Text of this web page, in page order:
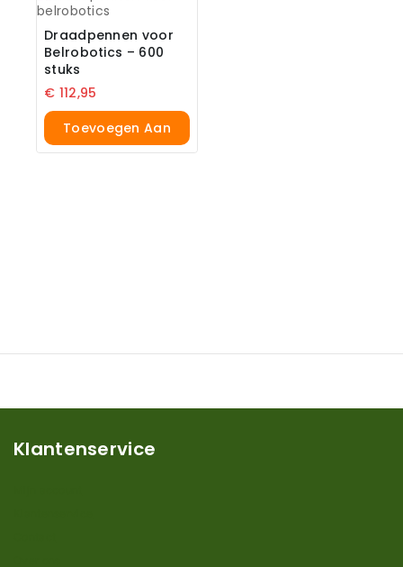
Draadpennen voor
Belrobotics – 600
stuks
€ 112,95
Toevoegen Aan
Winkelwagen
Klantenservice